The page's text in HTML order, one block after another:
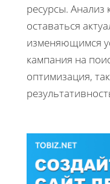
ресурсы. Анализ
оставаться
изменяющимся
кампания на
оптимизация,